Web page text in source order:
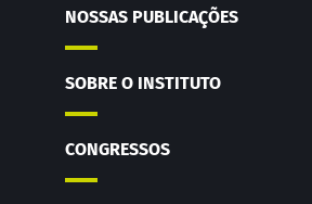
NOSSAS PUBLICAÇÕES
SOBRE O INSTITUTO
CONGRESSOS